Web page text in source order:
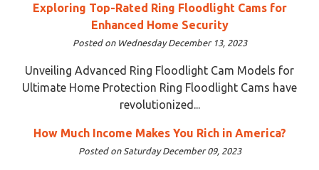
Exploring Top-Rated Ring Floodlight Cams for
Enhanced Home Security
Posted on Wednesday December 13, 2023
Unveiling Advanced Ring Floodlight Cam Models for
Ultimate Home Protection Ring Floodlight Cams have
revolutionized...
How Much Income Makes You Rich in America?
Posted on Saturday December 09, 2023